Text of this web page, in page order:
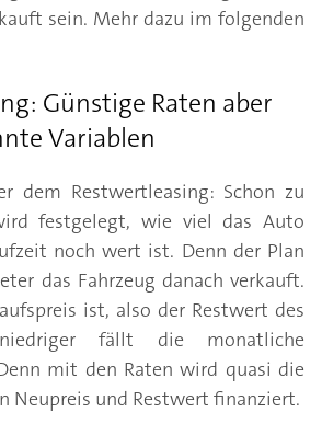
sein. Mehr dazu im folgenden
Günstige Raten aber
Variablen
dem Restwertleasing: Schon zu
festgelegt, wie viel das Auto
noch wert ist. Denn der Plan
das Fahrzeug danach verkauft.
ist, also der Restwert des
fällt die monatliche
mit den Raten wird quasi die
Neupreis und Restwert finanziert.